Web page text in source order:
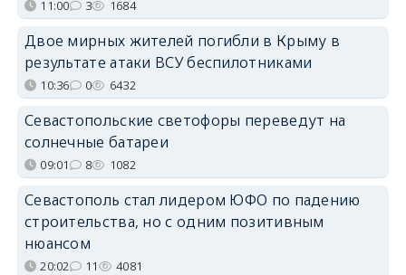
11:00 3 1684
Двое мирных жителей погибли в Крыму в
результате атаки ВСУ беспилотниками
10:36 0 6432
Севастопольские светофоры переведут на
солнечные батареи
09:01 8 1082
Севастополь стал лидером ЮФО по падению
строительства, но с одним позитивным
нюансом
20:02 11 4081